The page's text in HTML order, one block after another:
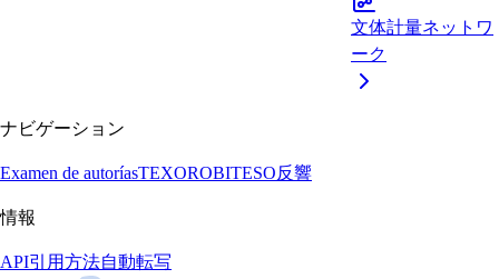
文体計量ネットワ
ーク
ナビゲーション
Examen de autoríasTEXOROBITESO反響
情報
API引用方法自動転写